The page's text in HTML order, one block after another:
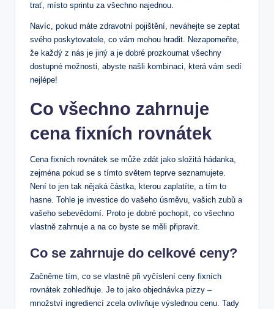
trať, místo sprintu za všechno najednou.
Navíc, pokud máte zdravotní pojištění, neváhejte se zeptat
svého poskytovatele, co vám mohou hradit. Nezapomeňte,
že každý z nás je jiný a je dobré prozkoumat všechny
dostupné možnosti, abyste našli kombinaci, která vám sedí
nejlépe!
Co všechno zahrnuje
cena fixních rovnátek
Cena fixních rovnátek se může zdát jako složitá hádanka,
zejména pokud se s tímto světem teprve seznamujete.
Není to jen tak nějaká částka, kterou zaplatíte, a tím to
hasne. Tohle je investice do vašeho úsměvu, vašich zubů a
vašeho sebevědomí. Proto je dobré pochopit, co všechno
vlastně zahrnuje a na co byste se měli připravit.
Co se zahrnuje do celkové ceny?
Začněme tím, co se vlastně při vyčíslení ceny fixních
rovnátek zohledňuje. Je to jako objednávka pizzy –
množství ingrediencí zcela ovlivňuje výslednou cenu. Tady